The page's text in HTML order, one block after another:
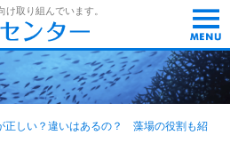
取り組んでいます。
t
o
g
g
l
e
n
a
v
正しい？違いはあるの？ 藻場の役割も紹